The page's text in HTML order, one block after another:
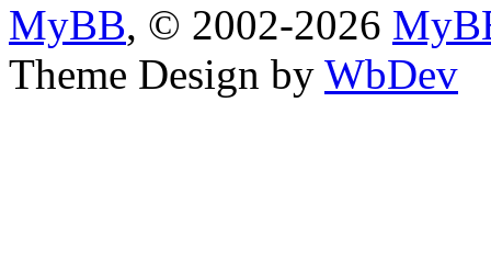
MyBB, © 2002-2026
Theme Design by WbDev